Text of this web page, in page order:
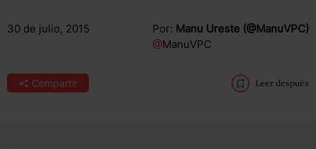
30 de julio, 2015 Por: Manu Ureste (@ManuVPC)
@ManuVPC
Compartir Leer después